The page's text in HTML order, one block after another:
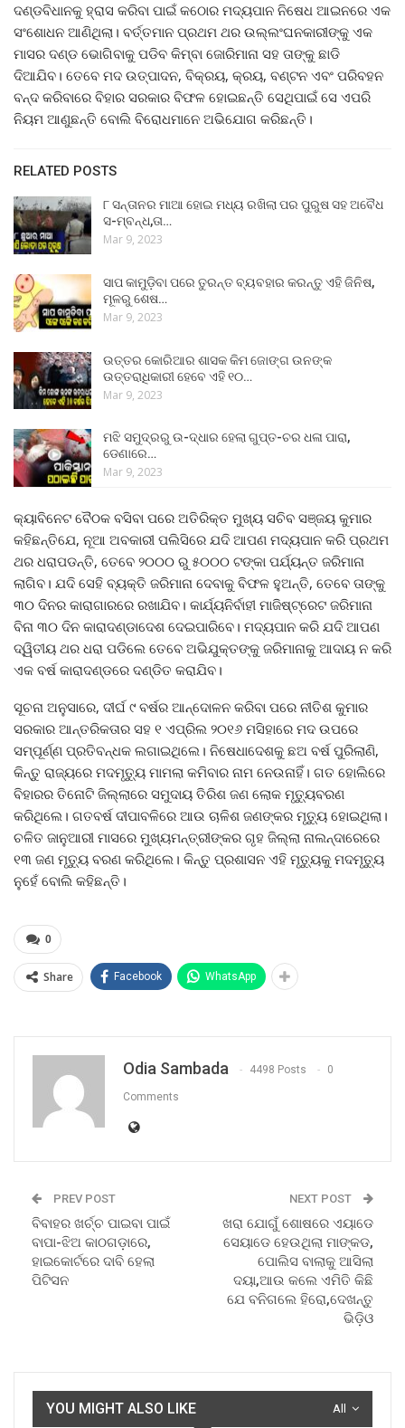
ଦଣ୍ଡବିଧାନକୁ ହ୍ରାସ କରିବା ପାଇଁ କଠୋର ମଦ୍ୟପାନ ନିଷେଧ ଆଇନରେ ଏକ
ସଂଶୋଧନ ଆଣିଥିଲା। ବର୍ତ୍ତମାନ ପ୍ରଥମ ଥର ଉଲ୍ଲଂଘନକାରୀଙ୍କୁ ଏକ
ମାସର ଦଣ୍ଡ ଭୋଗିବାକୁ ପଡିବ କିମ୍ବା ଜୋରିମାନା ସହ ତାଙ୍କୁ ଛାଡି
ଦିଆଯିବ। ତେବେ ମଦ ଉତ୍ପାଦନ, ବିକ୍ରୟ, କ୍ରୟ, ବଣ୍ଟନ ଏବଂ ପରିବହନ
ବନ୍ଦ କରିବାରେ ବିହାର ସରକାର ବିଫଳ ହୋଇଛନ୍ତି ସେଥିପାଇଁ ସେ ଏପରି
ନିୟମ ଆଣୁଛନ୍ତି ବୋଲି ବିରୋଧମାନେ ଅଭିଯୋଗ କରିଛନ୍ତି।
RELATED POSTS
୮ ସନ୍ତାନର ମାଆ ହୋଇ ମଧ୍ୟ ରଖିଲା ପର ପୁରୁଷ ସହ ଅବୈଧ
ସ-ମ୍ବନ୍ଧ,ତା…
Mar 9, 2023
ସାପ କାମୁଡ଼ିବା ପରେ ତୁରନ୍ତ ବ୍ୟବହାର କରନ୍ତୁ ଏହି ଜିନିଷ,
ମୂଳରୁ ଶେଷ…
Mar 9, 2023
ଉତ୍ତର କୋରିଆର ଶାସକ କିମ ଜୋଙ୍ଗ ଉନଙ୍କ
ଉତ୍ତରାଧିକାରୀ ହେବେ ଏହି ୧୦…
Mar 9, 2023
ମଝି ସମୁଦ୍ରରୁ ଉ-ଦ୍ଧାର ହେଲା ଗୁପ୍ତ-ଚର ଧଳା ପାରା,
ଡେଣାରେ…
Mar 9, 2023
କ୍ୟାବିନେଟ ବୈଠକ ବସିବା ପରେ ଅତିରିକ୍ତ ମୁଖ୍ୟ ସଚିବ ସଞ୍ଜୟ କୁମାର
କହିଛନ୍ତିଯେ, ନୂଆ ଅବକାରୀ ପଲିସିରେ ଯଦି ଆପଣ ମଦ୍ୟପାନ କରି ପ୍ରଥମ
ଥର ଧରାପଡନ୍ତି, ତେବେ ୨୦୦୦ ରୁ ୫୦୦୦ ଟଙ୍କା ପର୍ଯ୍ୟନ୍ତ ଜରିମାନା
ଲାଗିବ। ଯଦି ସେହି ବ୍ୟକ୍ତି ଜରିମାନା ଦେବାକୁ ବିଫଳ ହୁଅନ୍ତି, ତେବେ ତାଙ୍କୁ
୩୦ ଦିନର କାରାଗାରରେ ରଖାଯିବ। କାର୍ଯ୍ୟନିର୍ବାହୀ ମାଜିଷ୍ଟ୍ରେଟ ଜରିମାନା
ବିନା ୩୦ ଦିନ କାରାଦଣ୍ଡାଦେଶ ଦେଇପାରିବେ। ମଦ୍ୟପାନ କରି ଯଦି ଆପଣ
ଦ୍ୱିତୀୟ ଥର ଧରା ପଡିଲେ ତେବେ ଅଭିଯୁକ୍ତଙ୍କୁ ଜରିମାନାକୁ ଆଦାୟ ନ କରି
ଏକ ବର୍ଷ କାରାଦଣ୍ଡରେ ଦଣ୍ଡିତ କରାଯିବ।
ସୂଚନା ଅନୁସାରେ, ଦୀର୍ଘ ୯ ବର୍ଷର ଆନ୍ଦୋଳନ କରିବା ପରେ ନୀତିଶ କୁମାର
ସରକାର ଆନ୍ତରିକତାର ସହ ୧ ଏପ୍ରିଲ ୨୦୧୬ ମସିହାରେ ମଦ ଉପରେ
ସମ୍ପୂର୍ଣ୍ଣ ପ୍ରତିବନ୍ଧକ ଲଗାଇଥିଲେ। ନିଷେଧାଦେଶକୁ ଛଅ ବର୍ଷ ପୁରିଲାଣି,
କିନ୍ତୁ ରାଜ୍ୟରେ ମଦମୃତ୍ୟୁ ମାମଲା କମିବାର ନାମ ନେଉନାହିଁ। ଗତ ହୋଲିରେ
ବିହାରର ତିନୋଟି ଜିଲ୍ଲାରେ ସମୁଦାୟ ତିରିଶ ଜଣ ଲୋକ ମୃତ୍ୟୁବରଣ
କରିଥିଲେ। ଗତବର୍ଷ ଦୀପାବଳିରେ ଆଉ ଚାଳିଶ ଜଣଙ୍କର ମୃତ୍ୟୁ ହୋଇଥିଲା।
ଚଳିତ ଜାନୁଆରୀ ମାସରେ ମୁଖ୍ୟମନ୍ତ୍ରୀଙ୍କର ଗୃହ ଜିଲ୍ଲା ନାଲନ୍ଦାରେରେ
୧୩ ଜଣ ମୃତ୍ୟୁ ବରଣ କରିଥିଲେ। କିନ୍ତୁ ପ୍ରଶାସନ ଏହି ମୃତ୍ୟୁକୁ ମଦମୃତ୍ୟୁ
ନୁହେଁ ବୋଲି କହିଛନ୍ତି।
0
Share Facebook WhatsApp
Odia Sambada 4498 Posts 0
Comments
PREV POST
ବିବାହର ଖର୍ଚ୍ଚ ପାଇବା ପାଇଁ
ବାପା-ଝିଅ କାଠଗଡ଼ାରେ,
ହାଇକୋର୍ଟରେ ଦାବି ହେଲା
ପିଟିସନ
NEXT POST
ଖରା ଯୋଗୁଁ ଶୋଷରେ ଏୟାଡେ
ସେୟାଡେ ହେଉଥିଲା ମାଙ୍କଡ,
ପୋଲିସ ବାଲାକୁ ଆସିଲା
ଦୟା,ଆଉ କଲେ ଏମିତି କିଛି
ଯେ ବନିଗଲେ ହିରୋ,ଦେଖନ୍ତୁ
ଭିଡ଼ିଓ
All
YOU MIGHT ALSO LIKE